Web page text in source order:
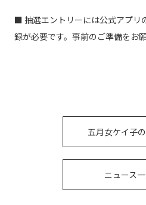
■ 抽選エントリーには公式アプリ
録が必要です。事前のご準備をお
五月女ケイ子
ニュース